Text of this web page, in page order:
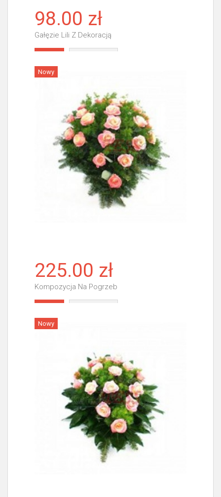
98.00 zł
Gałęzie Lili Z Dekoracją
Nowy
225.00 zł
Kompozycja Na Pogrzeb
Nowy